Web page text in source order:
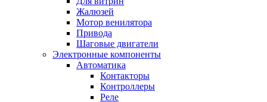
Жалюзей
Мотор венилятора
Привода
Шаговые двигатели
Электронные компоненты
Автоматика
Контакторы
Контроллеры
Реле